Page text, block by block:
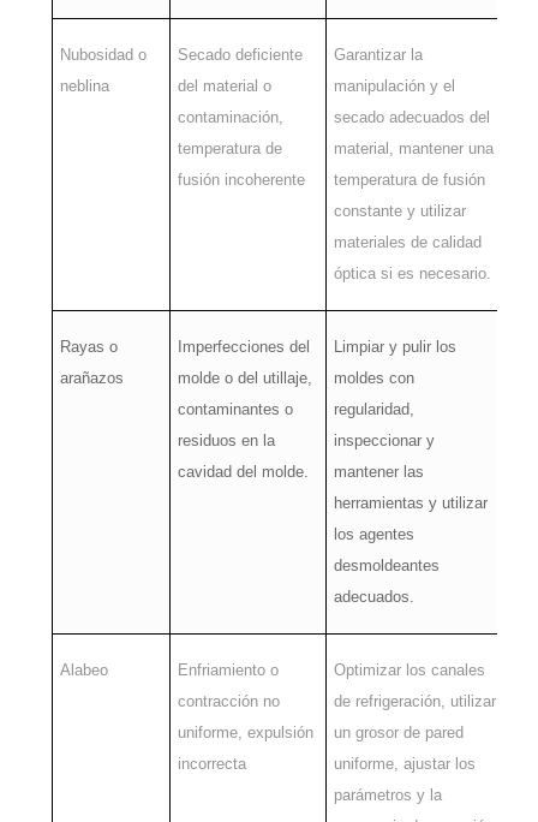
Nubosidad o
neblina
Secado deficiente
del material o
contaminación,
temperatura de
fusión incoherente
Garantizar la
manipulación y el
secado adecuados del
material, mantener una
temperatura de fusión
constante y utilizar
materiales de calidad
óptica si es necesario.
Rayas o
arañazos
Imperfecciones del
molde o del utillaje,
contaminantes o
residuos en la
cavidad del molde.
Limpiar y pulir los
moldes con
regularidad,
inspeccionar y
mantener las
herramientas y utilizar
los agentes
desmoldeantes
adecuados.
Alabeo
Enfriamiento o
contracción no
uniforme, expulsión
incorrecta
Optimizar los canales
de refrigeración, utilizar
un grosor de pared
uniforme, ajustar los
parámetros y la